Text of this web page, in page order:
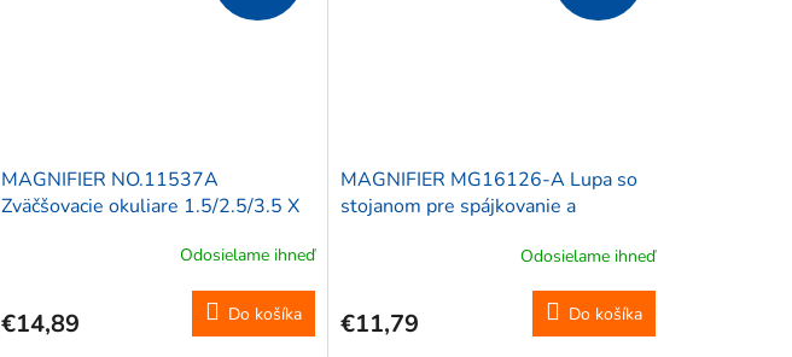
MAGNIFIER NO.11537A
Zväčšovacie okuliare 1.5/2.5/3.5 X
Odosielame ihneď
€14,89 Do košíka
MAGNIFIER MG16126-A Lupa so
stojanom pre spájkovanie a
Odosielame ihneď
€11,79 Do košíka